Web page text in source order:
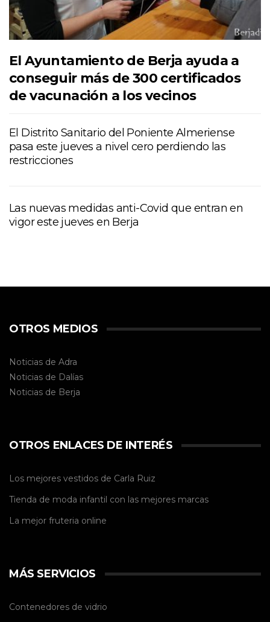
El Ayuntamiento de Berja ayuda a
conseguir más de 300 certificados
de vacunación a los vecinos
El Distrito Sanitario del Poniente Almeriense
pasa este jueves a nivel cero perdiendo las
restricciones
Las nuevas medidas anti-Covid que entran en
vigor este jueves en Berja
OTROS MEDIOS
Noticias de Adra
Noticias de Dalías
Noticias de Berja
OTROS ENLACES DE INTERÉS
Los mejores vestidos de Carla Ruiz
Tienda de moda infantil con las mejores marcas
La mejor fruteria online
MÁS SERVICIOS
Contenedores de vidrio